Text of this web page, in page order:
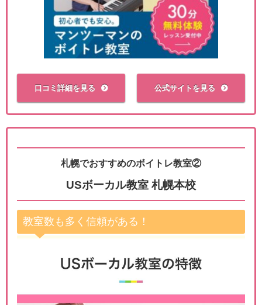
口コミ詳細を見る 公式サイトを見る
札幌でおすすめのボイトレ教室②
USボーカル教室 札幌本校
教室数も多く信頼がある！